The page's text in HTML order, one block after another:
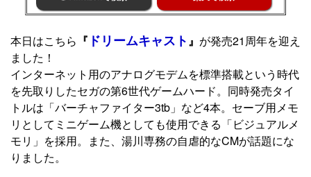
本日はこちら 『 ドリームキャスト 』 が発売21周年を迎え
ました！
インターネット用のアナログモデムを標準搭載という時代
を先取りしたセガの第6世代ゲームハード。同時発売タイ
トルは「バーチャファイター3tb」など4本。セーブ用メモ
リとしてミニゲーム機としても使用できる「ビジュアルメ
モリ」を採用。また、湯川専務の自虐的なCMが話題にな
りました。